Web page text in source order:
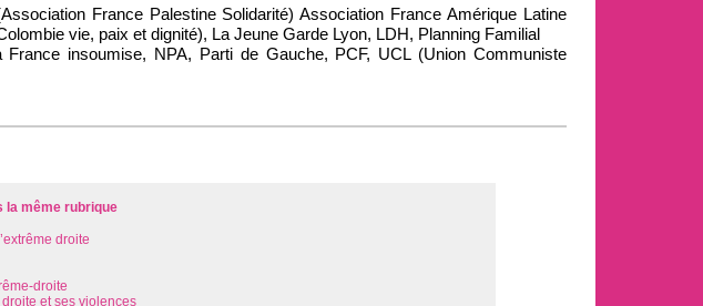
France Palestine Solidarité) Association France Amérique Latine
vie, paix et dignité), La Jeune Garde Lyon, LDH, Planning Familial
insoumise, NPA, Parti de Gauche, PCF, UCL (Union Communiste
la même rubrique
droite
droite
et ses violences